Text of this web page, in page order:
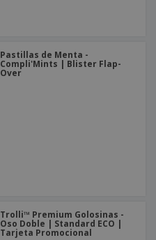
Pastillas de Menta -
Compli'Mints | Blister Flap-
Over
Trolli™ Premium Golosinas -
Oso Doble | Standard ECO |
Tarjeta Promocional